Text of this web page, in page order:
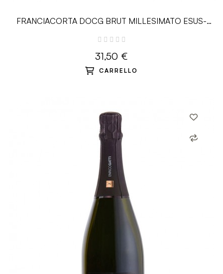
FRANCIACORTA DOCG BRUT MILLESIMATO ESUS-
31,50 €
CARRELLO